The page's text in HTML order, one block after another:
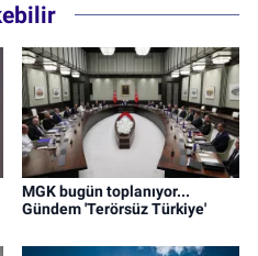
MGK bugün toplanıyor...
Gündem 'Terörsüz Türkiye'